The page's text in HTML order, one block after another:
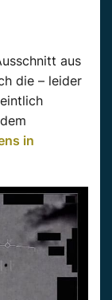
aus
die – leider
in